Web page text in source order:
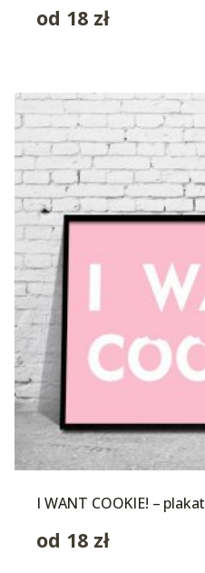
od 18 zł
I WANT COOKIE! – plakat
od 18 zł